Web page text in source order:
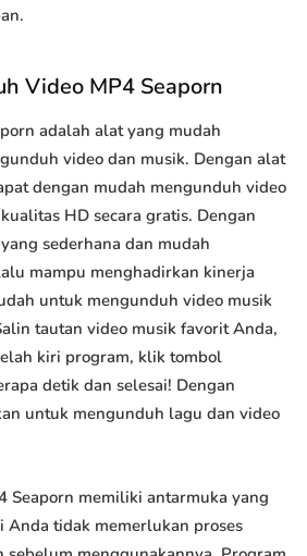
Video MP4 Seaporn
adalah alat yang mudah
video dan musik. Dengan alat
dengan mudah mengunduh video
HD secara gratis. Dengan
sederhana dan mudah
mampu menghadirkan kinerja
untuk mengunduh video musik
tautan video musik favorit Anda,
kiri program, klik tombol
detik dan selesai! Dengan
untuk mengunduh lagu dan video
Seaporn memiliki antarmuka yang
Anda tidak memerlukan proses